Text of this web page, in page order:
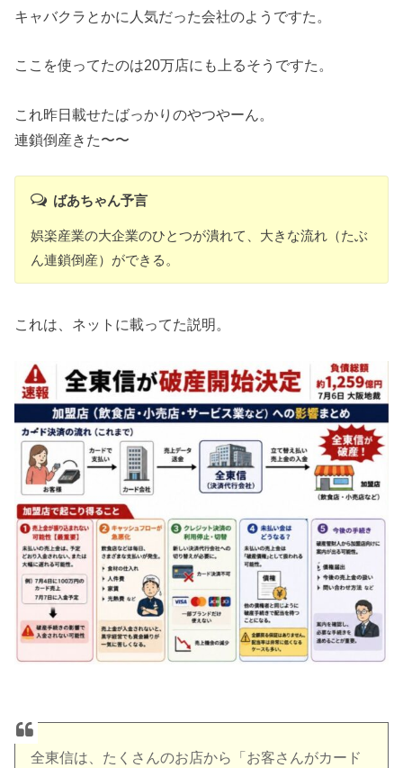
キャバクラとかに人気だった会社のようですた。
ここを使ってたのは20万店にも上るそうですた。
これ昨日載せたばっかりのやつやーん。
連鎖倒産きた〜〜
ばあちゃん予言
娯楽産業の大企業のひとつが潰れて、大きな流れ（たぶ
ん連鎖倒産）ができる。
これは、ネットに載ってた説明。
全東信は、たくさんのお店から「お客さんがカード